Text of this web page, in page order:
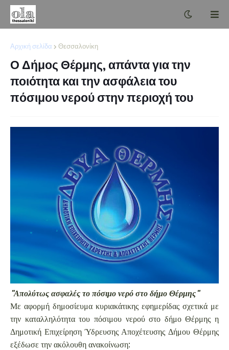
Αρχική σελίδα Θεσσαλονίκη
Ο Δήμος Θέρμης, απάντα για την
ποιότητα και την ασφάλεια του
πόσιμου νερού στην περιοχή του
"Απολύτως ασφαλές το πόσιμο νερό στο δήμο Θέρμης"
Με αφορμή δημοσίευμα κυριακάτικης εφημερίδας σχετικά με
την καταλληλότητα του πόσιμου νερού στο δήμο Θέρμης η
Δημοτική Επιχείρηση Ύδρευσης Αποχέτευσης Δήμου Θέρμης
εξέδωσε την ακόλουθη ανακοίνωση: